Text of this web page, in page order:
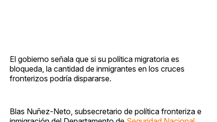
El gobierno señala que si su política migratoria es
bloqueda, la cantidad de inmigrantes en los cruces
fronterizos podría dispararse.
Blas Nuñez-Neto, subsecretario de política fronteriza e